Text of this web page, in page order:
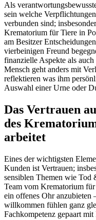
Als
sein welche
verbunden sind;
Krematorium für Tiere in
am Besitzer
vierbeinigen Freund
finanzielle Aspekte als
Mensch geht anders mit
reflektieren was ihm
Auswahl einer Urne oder
Das Vertrauen
des
arbeitet
Eines der wichtigsten
Kunden ist Vertrauen;
sensiblen Themen wie Tod
Team vom Krematorium
ein offenes Ohr anzubieten
willkommen fühlen ganz
Fachkompetenz gepaart